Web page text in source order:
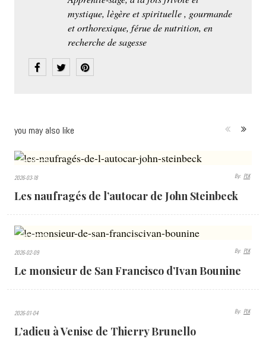
mystique, lègère et spirituelle , gourmande
et orthorexique, férue de nutrition, en
recherche de sagesse
you may also like
VIEWS
2026-03-18 By: PLK
Les naufragés de l’autocar de John Steinbeck
VIEWS
2026-02-09 By: PLK
Le monsieur de San Francisco d’Ivan Bounine
790
VIEWS
2026-01-04 By: PLK
L’adieu à Venise de Thierry Brunello